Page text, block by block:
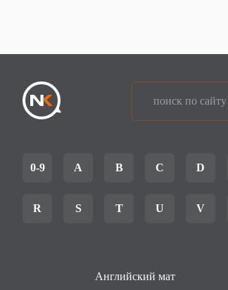
0-9 A B C D
R S T U V
Английский мат